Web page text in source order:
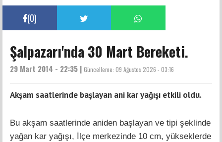
(0)
Şalpazarı'nda 30 Mart Bereketi.
29 Mart 2014 - 22:35 | Güncelleme: 09 Ağustos 2026 - 03:16
Akşam saatlerinde başlayan ani kar yağışı etkili oldu.
Bu akşam saatlerinde aniden başlayan ve tipi şeklinde
yağan kar yağışı, İlçe merkezinde 10 cm, yükseklerde